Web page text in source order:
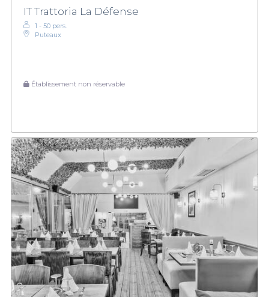
IT Trattoria La Défense
1 - 50 pers.
Puteaux
Établissement non réservable